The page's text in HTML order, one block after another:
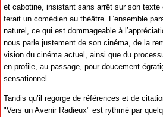
et cabotine, insistant sans arrêt sur son
ferait un comédien au théâtre. L’ensemble
naturel, ce qui est dommageable à
nous parle justement de son cinéma, de la
vision du cinéma actuel, ainsi que du
en profile, au passage, pour doucement
sensationnel.
Tandis qu’il regorge de références et de
"Vers un Avenir Radieux" est rythmé par